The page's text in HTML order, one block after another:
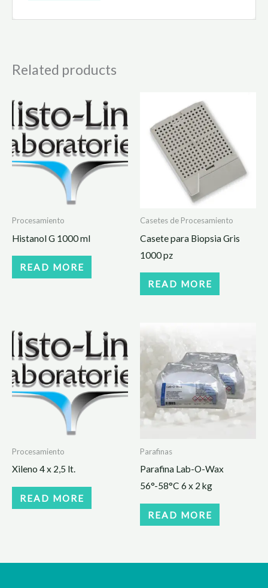
Related products
Procesamiento
Histanol G 1000 ml
READ MORE
Casetes de Procesamiento
Casete para Biopsia Gris
1000 pz
READ MORE
Procesamiento
Xileno 4 x 2,5 lt.
READ MORE
Parafinas
Parafina Lab-O-Wax
56°-58°C 6 x 2 kg
READ MORE